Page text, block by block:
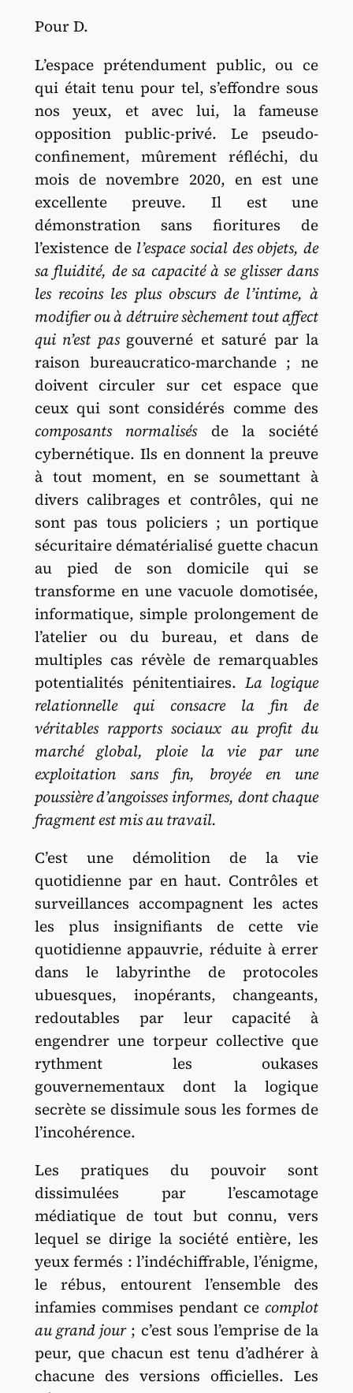
Pour D.
L’espace prétendument public, ou ce
qui était tenu pour tel, s’effondre sous
nos yeux, et avec lui, la fameuse
opposition public-privé. Le pseudo-
confinement, mûrement réfléchi, du
mois de novembre 2020, en est une
excellente preuve. Il est une
démonstration sans fioritures de
l’existence de l’espace social des objets, de
sa fluidité, de sa capacité à se glisser dans
les recoins les plus obscurs de l’intime, à
modifier ou à détruire sèchement tout affect
qui n’est pas gouverné et saturé par la
raison bureaucratico-marchande ; ne
doivent circuler sur cet espace que
ceux qui sont considérés comme des
composants normalisésde la société
cybernétique. Ils en donnent la preuve
à tout moment, en se soumettant à
divers calibrages et contrôles, qui ne
sont pas tous policiers ; un portique
sécuritaire dématérialisé guette chacun
au pied de son domicile qui se
transforme en une vacuole domotisée,
informatique, simple prolongement de
l’atelier ou du bureau, et dans de
multiples cas révèle de remarquables
potentialités pénitentiaires.La logique
relationnelle qui consacre la fin de
véritables rapports sociaux au profit du
marché global, ploie la vie par une
exploitation sans fin, broyée en une
poussière d’angoisses informes, dont chaque
fragment est mis au travail.
C’est une démolition de la vie
quotidienne par en haut. Contrôles et
surveillances accompagnent les actes
les plus insignifiants de cette vie
quotidienne appauvrie, réduite à errer
dans le labyrinthe de protocoles
ubuesques, inopérants, changeants,
redoutables par leur capacité à
engendrer une torpeur collective que
rythment les oukases
gouvernementaux dont la logique
secrète se dissimule sous les formes de
l’incohérence.
Les pratiques du pouvoir sont
dissimulées par l’escamotage
médiatique de tout but connu, vers
lequel se dirige la société entière, les
yeux fermés : l’indéchiffrable, l’énigme,
le rébus, entourent l’ensemble des
infamies commises pendant cecomplot
au grand jour; c’est sous l’emprise de la
peur, que chacun est tenu d’adhérer à
chacune des versions officielles. Les